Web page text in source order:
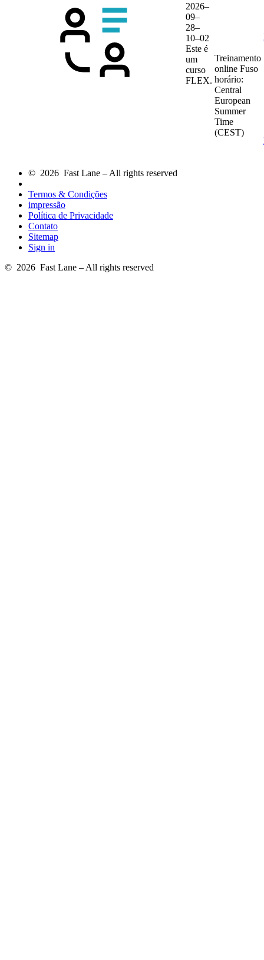
2026–
09–
28–
10–02
Este é
um
curso
FLEX.
Treinamento
online Fuso
horário:
Central
European
Summer
Time
(CEST)
© 2026 Fast Lane – All rights reserved
Termos & Condições
impressão
Política de Privacidade
Contato
Sitemap
Sign in
© 2026 Fast Lane – All rights reserved